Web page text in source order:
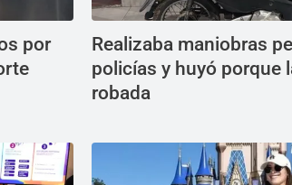
por
Realizaba maniobras
policías y huyó porque
robada